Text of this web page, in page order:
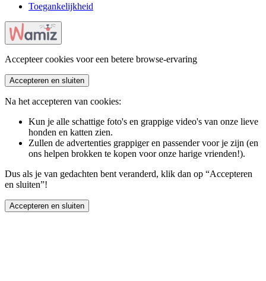
Toegankelijkheid
Accepteer cookies voor een betere browse-ervaring
Accepteren en sluiten
Na het accepteren van cookies:
Kun je alle schattige foto's en grappige video's van onze lieve
honden en katten zien.
Zullen de advertenties grappiger en passender voor je zijn (en
ons helpen brokken te kopen voor onze harige vrienden!).
Dus als je van gedachten bent veranderd, klik dan op “Accepteren
en sluiten”!
Accepteren en sluiten